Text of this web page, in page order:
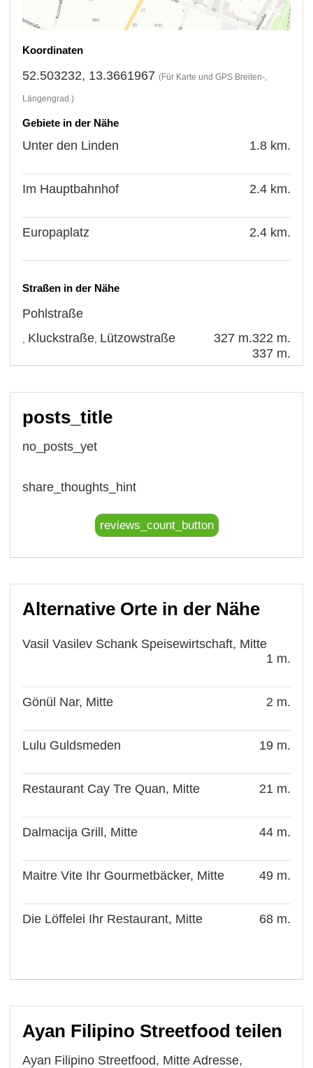
Koordinaten
52.503232, 13.3661967 (Für Karte und GPS Breiten-,
Längengrad.)
Gebiete in der Nähe
Unter den Linden 1.8 km.
Im Hauptbahnhof 2.4 km.
Europaplatz 2.4 km.
Straßen in der Nähe
Pohlstraße
322 m.
Kluckstraße 327 m.
Lützowstraße
337 m.
posts_title
no_posts_yet
share_thoughts_hint
reviews_count_button
Alternative Orte in der Nähe
Vasil Vasilev Schank Speisewirtschaft, Mitte
1 m.
Gönül Nar, Mitte 2 m.
Lulu Guldsmeden 19 m.
Restaurant Cay Tre Quan, Mitte 21 m.
Dalmacija Grill, Mitte 44 m.
Maitre Vite Ihr Gourmetbäcker, Mitte 49 m.
Die Löffelei Ihr Restaurant, Mitte 68 m.
Ayan Filipino Streetfood teilen
Ayan Filipino Streetfood, Mitte Adresse,